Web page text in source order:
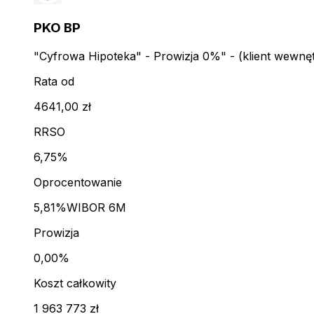
PKO BP
"Cyfrowa Hipoteka" - Prowizja 0%" - (klient
Rata od
4641,00 zł
RRSO
6,75%
Oprocentowanie
5,81%WIBOR 6M
Prowizja
0,00%
Koszt całkowity
1 963 773 zł